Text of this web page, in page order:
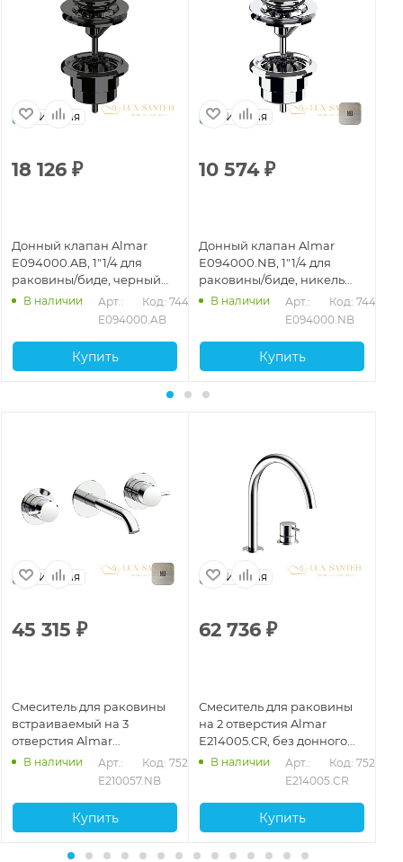
Италия
18 126 ₽
Донный клапан Almar
E094000.AB, 1"1/4 для
раковины/биде, черный
хром брашированный
В наличии
Арт.:
E094000.AB
Код: 74486
Купить
Италия
10 574₽
Донный клапан Almar
E094000.NB, 1"1/4 для
раковины/биде, никель
брашированный
В наличии
Арт.:
E094000.NB
Код: 74492
Купить
Италия
45 315 ₽
Смеситель для раковины
встраиваемый на 3
отверстия Almar
E210057.NB, излив 170-195
В наличии
Арт.:
E210057.NB
Код: 75267
Купить
Италия
62 736 ₽
Смеситель для раковины
на 2 отверстия Almar
E214005.CR, без донного
клапана, хром
В наличии
Арт.:
E214005.CR
Код: 75272
Купить